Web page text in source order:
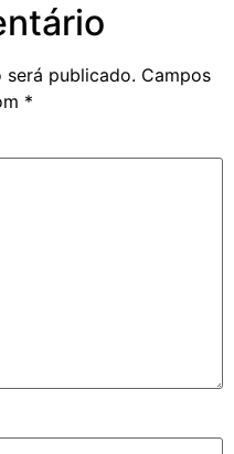
será publicado. Campos
*